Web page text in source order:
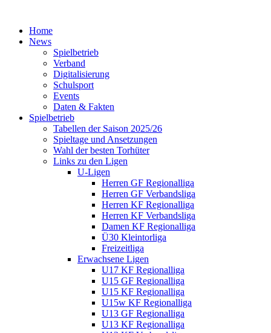
Home
News
Spielbetrieb
Verband
Digitalisierung
Schulsport
Events
Daten & Fakten
Spielbetrieb
Tabellen der Saison 2025/26
Spieltage und Ansetzungen
Wahl der besten Torhüter
Links zu den Ligen
U-Ligen
Herren GF Regionalliga
Herren GF Verbandsliga
Herren KF Regionalliga
Herren KF Verbandsliga
Damen KF Regionalliga
Ü30 Kleintorliga
Freizeitliga
Erwachsene Ligen
U17 KF Regionalliga
U15 GF Regionalliga
U15 KF Regionalliga
U15w KF Regionalliga
U13 GF Regionalliga
U13 KF Regionalliga